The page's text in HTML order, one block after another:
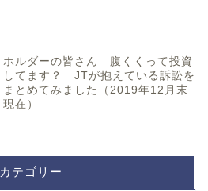
ホルダーの皆さん 腹くくって投資
してます？ JTが抱えている訴訟を
まとめてみました（2019年12月末
現在）
カテゴリー